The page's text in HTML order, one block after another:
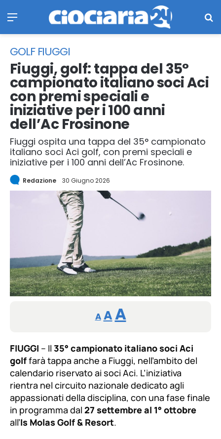
GOLF FIUGGI
Fiuggi, golf: tappa del 35°
campionato italiano soci Aci
con premi speciali e
iniziative per i 100 anni
dell’Ac Frosinone
Fiuggi ospita una tappa del 35° campionato
italiano soci Aci golf, con premi speciali e
iniziative per i 100 anni dell’Ac Frosinone.
Redazione 30 Giugno 2026
A
Reducir
tamaño
fuente.
A Restablecer
de
fuente
AAumentar
tamaño
de
fuente.
FIUGGI – Il 35° campionato italiano soci Aci
golffarà tappa anche a Fiuggi, nell’ambito del
calendario riservato ai soci Aci. L’iniziativa
rientra nel circuito nazionale dedicato agli
appassionati della disciplina, con una fase finale
in programma dal 27 settembre al 1° ottobre
all’Is Molas Golf & Resort.